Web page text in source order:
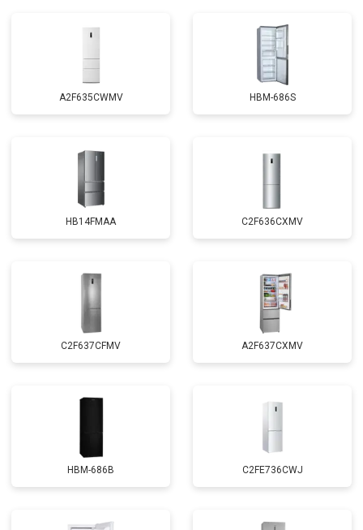
A2F635CWMV HBM-686S
HB14FMAA C2F636CXMV
C2F637CFMV A2F637CXMV
HBM-686B C2FE736CWJ